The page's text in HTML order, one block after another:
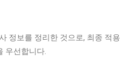
정보를 정리한 것으로, 최종 적용
우선합니다.